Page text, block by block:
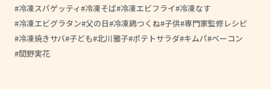
冷凍スパゲッティ 冷凍そば 冷凍エビフライ 冷凍なす
冷凍エビグラタン 父の日 冷凍鶏つくね 子供 専門家監修レシピ
冷凍焼きサバ 子ども 北川雅子 ポテトサラダ キムパ ベーコン
間野実花